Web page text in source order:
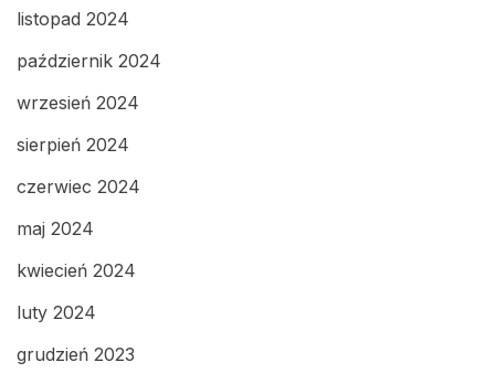
listopad 2024
październik 2024
wrzesień 2024
sierpień 2024
czerwiec 2024
maj 2024
kwiecień 2024
luty 2024
grudzień 2023